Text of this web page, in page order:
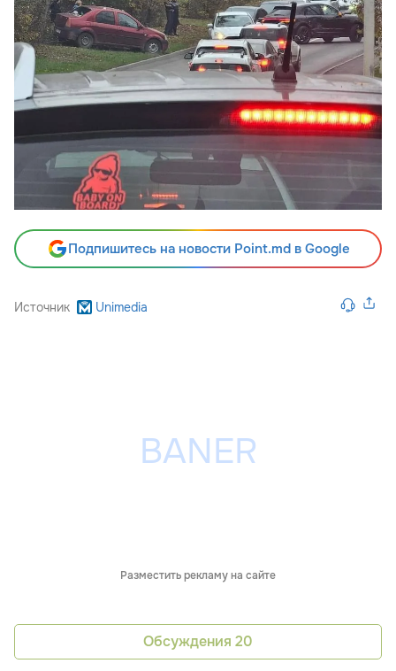
Подпишитесь на новости Point.md в Google
Источник Unimedia
Разместить рекламу на сайте
Обсуждения 20